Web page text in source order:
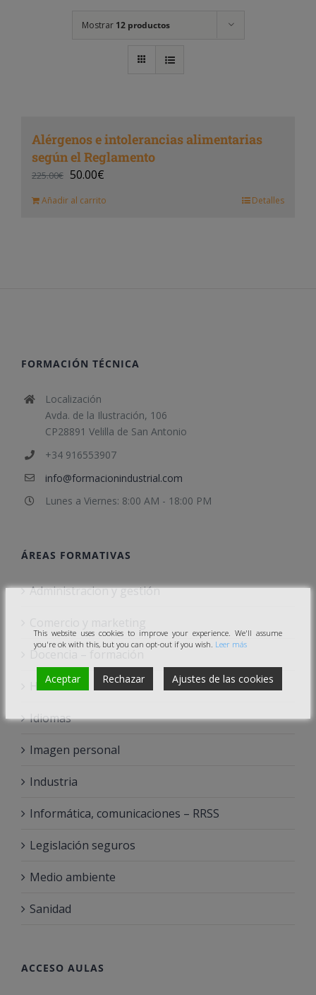
Mostrar 12 productos
Alérgenos e intolerancias alimentarias
según el Reglamento
225.00€ 50.00€
Añadir al carrito Detalles
FORMACIÓN TÉCNICA
Localización
Avda. de la Ilustración, 106
CP28891 Velilla de San Antonio
+34 916553907
info@formacionindustrial.com
Lunes a Viernes: 8:00 AM - 18:00 PM
ÁREAS FORMATIVAS
Administracion y gestión
Docencia – formación
Hostelería
Idiomas
Imagen personal
Industria
Informática, comunicaciones – RRSS
Legislación seguros
Medio ambiente
Sanidad
ACCESO AULAS
This website uses cookies to improve your experience. We'll assume
you're ok with this, but you can opt-out if you wish. Leer más
Aceptar Rechazar Ajustes de las cookies